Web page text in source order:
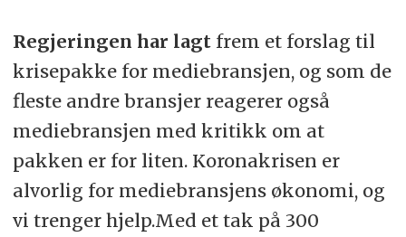
Regjeringen har lagtfrem et forslag til
krisepakke for mediebransjen, og som de
fleste andre bransjer reagerer også
mediebransjen med kritikk om at
pakken er for liten. Koronakrisen er
alvorlig for mediebransjens økonomi, og
vi trenger hjelp.Med et tak på 300